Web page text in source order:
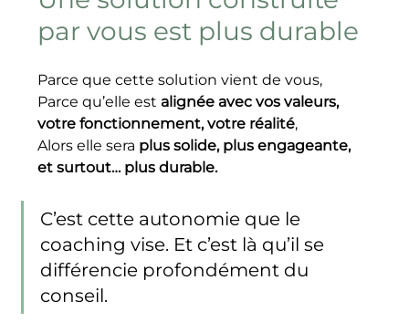
par vous est plus durable
Parce que cette solution vient de vous,
Parce qu’elle est alignée avec vos valeurs,
votre fonctionnement, votre réalité,
Alors elle sera plus solide, plus engageante,
et surtout… plus durable.
C’est cette autonomie que le
coaching vise. Et c’est là qu’il se
différencie profondément du
conseil.